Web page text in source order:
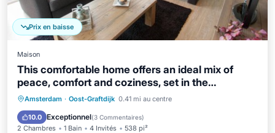
Prix en baisse
Maison
This comfortable home offers an ideal mix of
peace, comfort and coziness, set in the
characteristic polder landscape of North Holland.
Here you can enjoy relaxed days together,
surrounded by nature and wide open spaces.
Amsterdam · Oost-Graftdijk 0.41 mi au centre
10.0 Exceptionnel(3 Commentaires)
2 Chambres 1 Bain 4 Invités 538 pi²
Parking Piscine
Balcon/Terrasse
Cuisine